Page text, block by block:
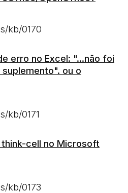
kb/0170
erro no Excel: "...não foi
ou o
kb/0171
cell no Microsoft
kb/0173